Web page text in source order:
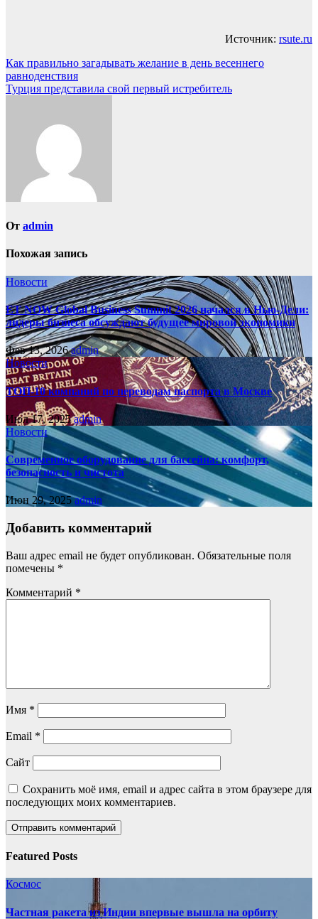
Источник: rsute.ru
Навигация
по
Как правильно загадывать желание в день весеннего
равноденствия
Турция представила свой первый истребитель
От admin
Похожая запись
Новости
ET NOW Global Business Summit 2026 начался в Нью‑Дели:
лидеры бизнеса обсуждают будущее мировой экономики
Фев 13, 2026admin
Новости
ТОП-10 компаний по переводам паспорта в Москве
Июл 17, 2025admin
Новости
Современное оборудование для бассейна: комфорт,
безопасность и чистота
Июн 29, 2025admin
Добавить комментарий
Ваш адрес email не будет опубликован. Обязательные поля
помечены *
Комментарий *
Имя *
Email *
Сайт
Сохранить моё имя, email и адрес сайта в этом браузере для
последующих моих комментариев.
Featured Posts
Космос
Частная ракета из Индии впервые вышла на орбиту